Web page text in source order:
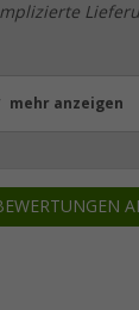
mehr anzeigen